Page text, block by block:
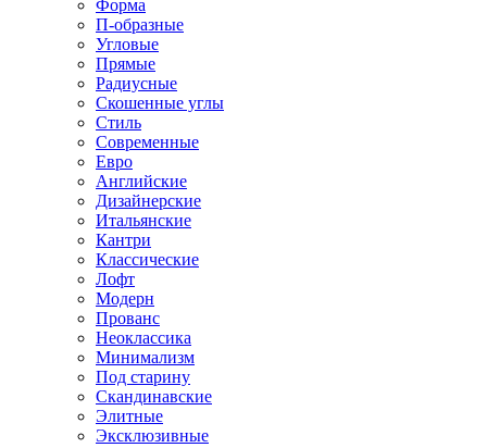
Форма
П-образные
Угловые
Прямые
Радиусные
Скошенные углы
Стиль
Современные
Евро
Английские
Дизайнерские
Итальянские
Кантри
Классические
Лофт
Модерн
Прованс
Неоклассика
Минимализм
Под старину
Скандинавские
Элитные
Эксклюзивные